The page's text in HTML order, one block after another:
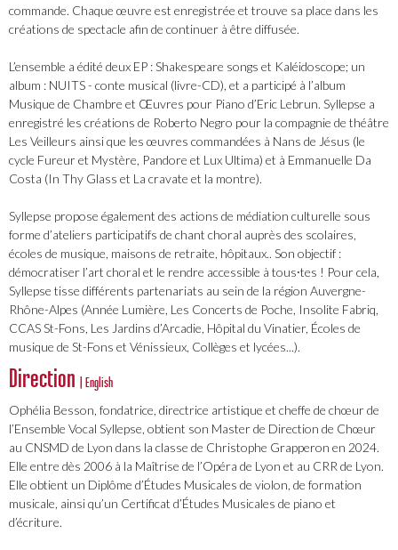
commande. Chaque œuvre est enregistrée et trouve sa place dans les
créations de spectacle afin de continuer à être diffusée.
L’ensemble a édité deux EP : Shakespeare songs et Kaléidoscope; un
album : NUITS - conte musical (livre-CD), et a participé à l’album
Musique de Chambre et Œuvres pour Piano d’Eric Lebrun. Syllepse a
enregistré les créations de Roberto Negro pour la compagnie de théâtre
Les Veilleurs ainsi que les œuvres commandées à Nans de Jésus (le
cycle Fureur et Mystère, Pandore et Lux Ultima) et à Emmanuelle Da
Costa (In Thy Glass et La cravate et la montre).
Syllepse propose également des actions de médiation culturelle sous
forme d’ateliers participatifs de chant choral auprès des scolaires,
écoles de musique, maisons de retraite, hôpitaux.. Son objectif :
démocratiser l’art choral et le rendre accessible à tous⸱tes ! Pour cela,
Syllepse tisse différents partenariats au sein de la région Auvergne-
Rhône-Alpes (Année Lumière, Les Concerts de Poche, Insolite Fabriq,
CCAS St-Fons, Les Jardins d’Arcadie, Hôpital du Vinatier, Écoles de
musique de St-Fons et Vénissieux, Collèges et lycées...).
Direction | English
Ophélia Besson, fondatrice, directrice artistique et cheffe de chœur de
l’Ensemble Vocal Syllepse, obtient son Master de Direction de Chœur
au CNSMD de Lyon dans la classe de Christophe Grapperon en 2024.
Elle entre dès 2006 à la Maîtrise de l’Opéra de Lyon et au CRR de Lyon.
Elle obtient un Diplôme d’Études Musicales de violon, de formation
musicale, ainsi qu’un Certificat d’Études Musicales de piano et
d’écriture.